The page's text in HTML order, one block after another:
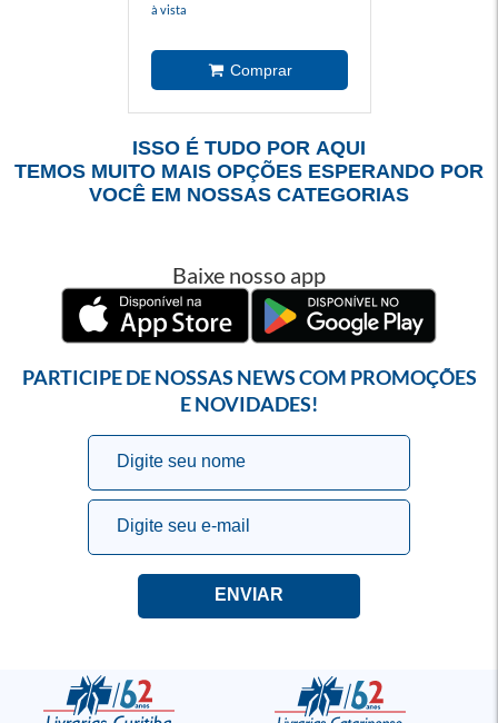
à vista
ISSO É TUDO POR AQUI
TEMOS MUITO MAIS OPÇÕES ESPERANDO POR
VOCÊ EM NOSSAS CATEGORIAS
Baixe nosso app
PARTICIPE DE NOSSAS NEWS COM PROMOÇÕES
E NOVIDADES!